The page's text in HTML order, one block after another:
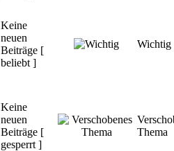
Keine
neuen
Beiträge [
beliebt ]
Wichtig
Keine
neuen
Beiträge [
gesperrt ]
Thema